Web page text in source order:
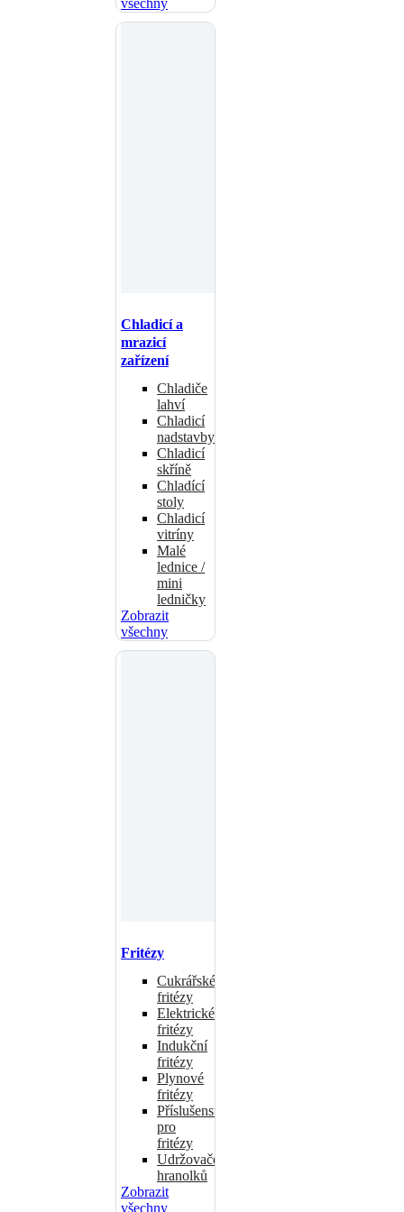
Chladicí a
mrazicí
zařízení
Chladiče
lahví
Chladicí
nadstavby
Chladicí
skříně
Chladící
stoly
Chladicí
vitríny
Malé
lednice /
mini
ledničky
Zobrazit
všechny
Fritézy
Cukrářské
fritézy
Elektrické
fritézy
Indukční
fritézy
Plynové
fritézy
Příslušenství
pro
fritézy
Udržovače
hranolků
Zobrazit
všechny